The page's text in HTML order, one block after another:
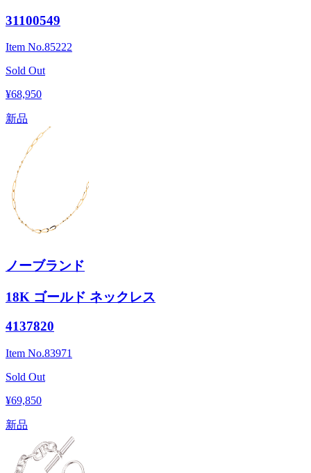
31100549
Item No.85222
Sold Out
¥68,950
新品
ノーブランド
18K ゴールド ネックレス
4137820
Item No.83971
Sold Out
¥69,850
新品